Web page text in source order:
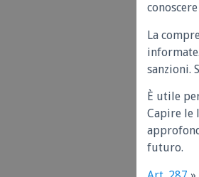
La
sanzioni.
È utile
Capire le
futuro.